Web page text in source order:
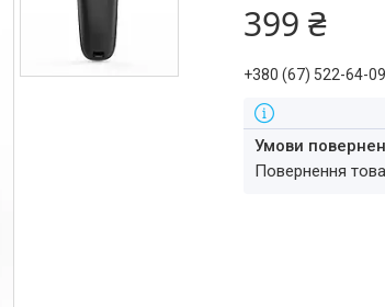
399 ₴
+380 (67) 522-64-09
повернення